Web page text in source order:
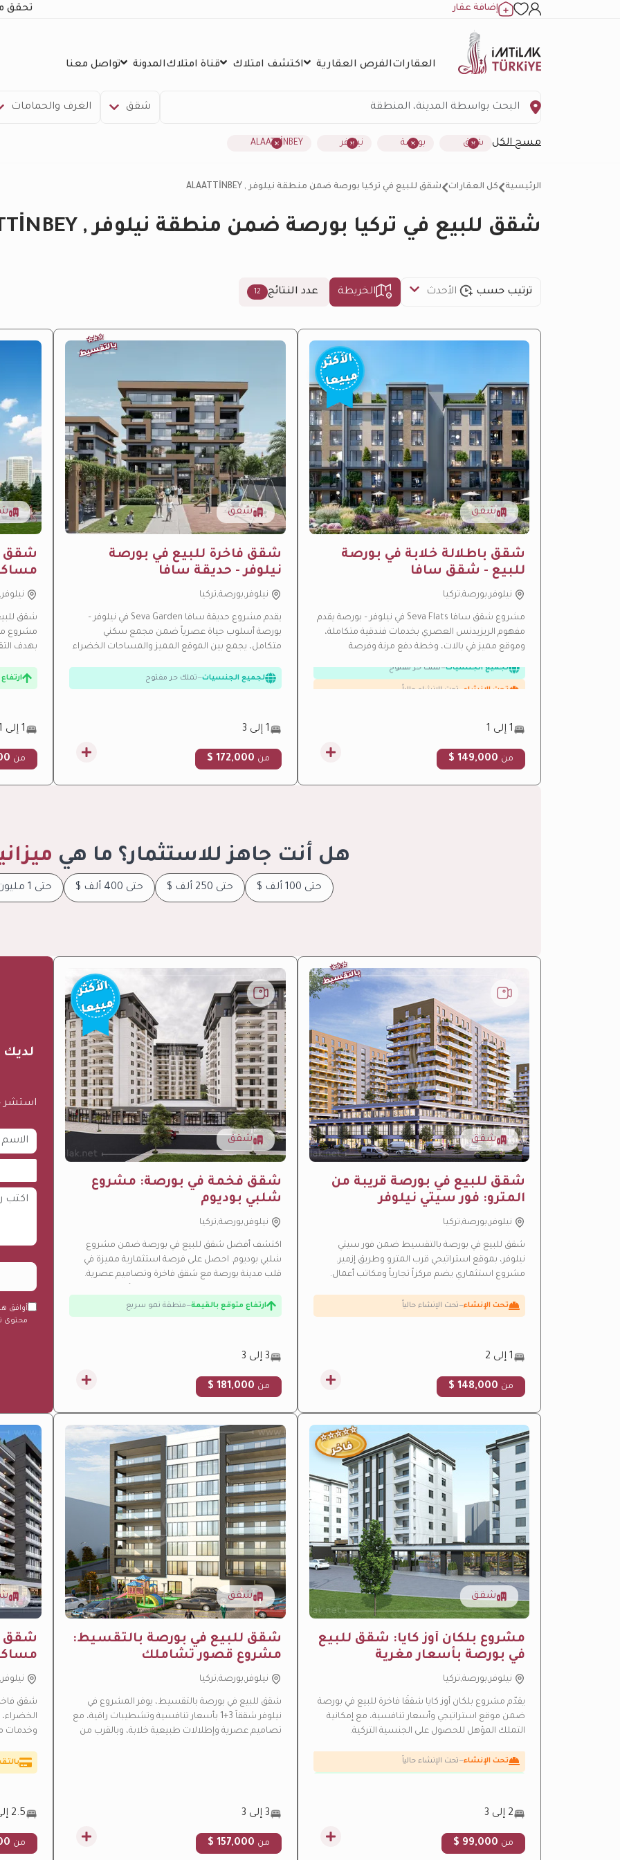
إضافة عقار تحقق
العقاراتالفرص العقارية اكتشف امتلاك قناة امتلاكالمدونة تواصل معنا
شقق الغرف والحمامات
مسح الكل شقق بورصة نيلوفر ALAATTİNBEY
الرئيسية كل العقارات شقق للبيع في تركيا بورصة ضمن منطقة نيلوفر , ALAATTİNBEY
شقق للبيع في تركيا بورصة ضمن منطقة نيلوفر , ALAATTİNBEY
ترتيب حسب الأحدث الخريطة عدد النتائج 12
الأكثر
مبيعا
شقق
شقق باطلالة خلابة في بورصة
للبيع - شقق سافا
نيلوفر,بورصة,تركيا
مشروع شقق سافا Seva Flats في نيلوفر – بورصة يقدم
مفهوم الريزيدنس العصري بخدمات فندقية متكاملة،
وموقع مميز في بالات، وخطة دفع مرنة وفرصة
ارتفاع متوقع بالقيمة —منطقة نمو سريع
عائد إيجاري مرتفع—عائد استثماري مرتفع من الإيجار
تحت الإنشاء—تحت الإنشاء حالياً
فرصة استثمارية
1 إلى 1
من 149,000 $
⭐
⭐
⭐
بالتقسيط
شقق
شقق فاخرة للبيع في بورصة
نيلوفر - حديقة سافا
نيلوفر,بورصة,تركيا
يقدم مشروع حديقة سافا Seva Garden في نيلوفر –
بورصة أسلوب حياة عصرياً ضمن مجمع سكني
متكامل، يجمع بين الموقع المميز والمساحات الخضراء
ارتفاع متوقع بالقيمة —منطقة نمو سريع
عائد إيجاري مرتفع—عائد استثماري مرتفع من الإيجار
تحت الإنشاء—تحت الإنشاء حالياً
1 إلى 3
من 172,000 $
شقق
شقق
مشروع
بهدف
تحت
1 إلى 1
من $
هل أنت جاهز للاستثمار؟ ما هي
حتى 100 ألف $ حتى 250 ألف $ حتى 400 ألف $ حتى 1 مليون $
⭐
⭐
⭐
بالتقسيط
شقق
شقق للبيع في بورصة قريبة من
المترو: فور سيتي نيلوفر
نيلوفر,بورصة,تركيا
شقق للبيع في بورصة بالتقسيط ضمن فور سيتي
نيلوفر، بموقع استراتيجي قرب المترو وطريق إزمير.
مشروع استثماري يضم مركزاً تجارياً ومكاتب أعمال.
ارتفاع متوقع بالقيمة— منطقة نمو سريع
تحت الإنشاء—تحت الإنشاء حالياً
1 إلى 2
من 148,000 $
الأكثر
مبيعا
شقق
شقق فخمة في بورصة: مشروع
شلبي بوديوم
نيلوفر,بورصة,تركيا
اكتشف أفضل شقق للبيع في بورصة ضمن مشروع
شلبي بوديوم. احصل على فرصة استثمارية مميزة في
قلب مدينة بورصة مع شقق فاخرة وتصاميم عصرية.
العروض.
منطقة نمو سريع
عائد إيجاري مرتفع—عائد استثماري مرتفع من الإيجار
فرصة استثمارية
3 إلى 3
من 181,000 $
لديك
استشر
أوافق
محتوى
⭐
⭐
⭐
⭐
⭐
فاخر
شقق
مشروع بلكان أوز كايا: شقق للبيع
في بورصة بأسعار مغرية
نيلوفر,بورصة,تركيا
يقدّم مشروع بلكان أوز كايا شققًا فاخرة للبيع في بورصة
ضمن موقع استراتيجي وأسعار تنافسية، مع إمكانية
التملك المؤهل للحصول على الجنسية التركية.
ارتفاع متوقع بالقيمة
عائد إيجاري مرتفع — عائد استثماري مرتفع من الإيجار
فاخرة—تشطيبات فاخرة راقية
فرصة استثمارية— عائد استثماري مرتفع
2 إلى 3
من 99,000 $
شقق
شقق للبيع في بورصة بالتقسيط:
مشروع قصور تشاملك
نيلوفر,بورصة,تركيا
شقق للبيع في بورصة بالتقسيط، يوفر المشروع في
نيلوفر شققاً 3+1 بأسعار تنافسية وتشطيبات راقية، مع
تصاميم عصرية وإطلالات طبيعية خلابة، وبالقرب من
3 إلى 3
من 157,000 $
شقق
شقق
وخدمات
عائد
2.5 إلى 5.5
من $